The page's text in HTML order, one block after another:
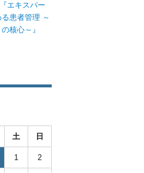
エキスパー
患者管理 ～
核心～』
土 日
1 2